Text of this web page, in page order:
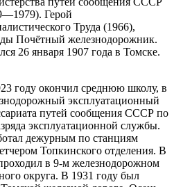
Герой
Труда (1966),
Почётный железнодорожник.
26 января 1907 года в Томске.
году окончил среднюю школу, в
эксплуатационный
путей сообщения СССР по
эксплуатационной службы.
дежурным по станциям
Топкинского отделения. В
в 9-м железнодорожном
округа. В 1931 году был